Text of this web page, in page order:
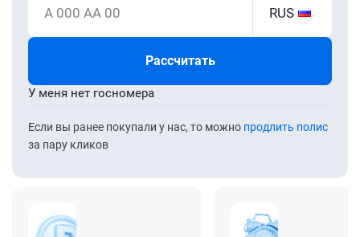
А 000 АА 00 RUS
Рассчитать
Если вы ранее покупали у нас, то можно продлить полис
за пару кликов
У меня нет госномера